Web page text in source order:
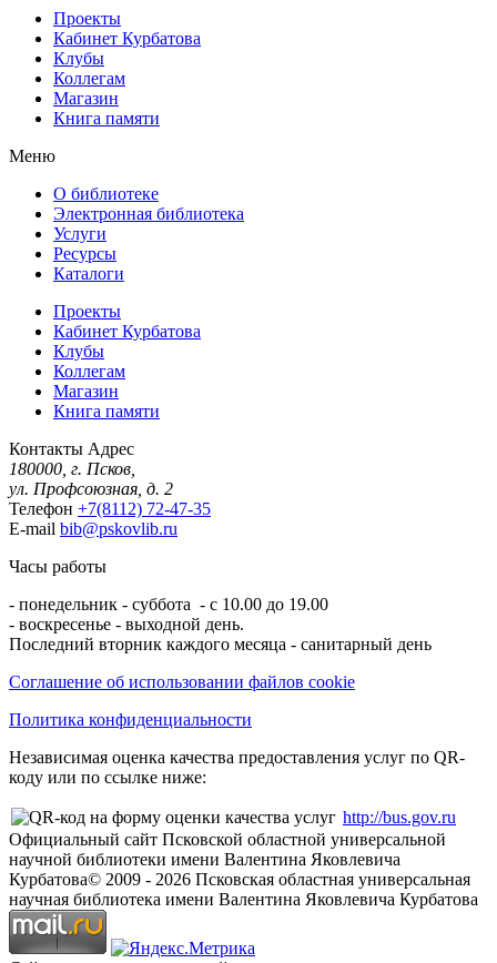
Проекты
Кабинет Курбатова
Клубы
Коллегам
Магазин
Книга памяти
Меню
О библиотеке
Электронная библиотека
Услуги
Ресурсы
Каталоги
Проекты
Кабинет Курбатова
Клубы
Коллегам
Магазин
Книга памяти
Контакты Адрес
180000, г. Псков,
ул. Профсоюзная, д. 2
Телефон +7(8112) 72-47-35
E-mail bib@pskovlib.ru
Часы работы
- понедельник - суббота - с 10.00 до 19.00
- воскресенье - выходной день.
Последний вторник каждого месяца - санитарный день
Соглашение об использовании файлов cookie
Политика конфиденциальности
Независимая оценка качества предоставления услуг по QR-
коду или по ссылке ниже:
http://bus.gov.ru
Официальный сайт Псковской областной универсальной
научной библиотеки имени Валентина Яковлевича
Курбатова© 2009 - 2026 Псковская областная универсальная
научная библиотека имени Валентина Яковлевича Курбатова